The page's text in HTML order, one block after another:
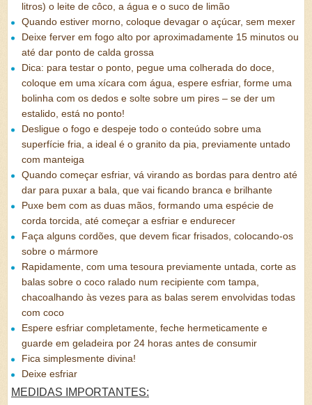
litros) o leite de côco, a água e o suco de limão
Quando estiver morno, coloque devagar o açúcar, sem mexer
Deixe ferver em fogo alto por aproximadamente 15 minutos ou
até dar ponto de calda grossa
Dica: para testar o ponto, pegue uma colherada do doce,
coloque em uma xícara com água, espere esfriar, forme uma
bolinha com os dedos e solte sobre um pires – se der um
estalido, está no ponto!
Desligue o fogo e despeje todo o conteúdo sobre uma
superfície fria, a ideal é o granito da pia, previamente untado
com manteiga
Quando começar esfriar, vá virando as bordas para dentro até
dar para puxar a bala, que vai ficando branca e brilhante
Puxe bem com as duas mãos, formando uma espécie de
corda torcida, até começar a esfriar e endurecer
Faça alguns cordões, que devem ficar frisados, colocando-os
sobre o mármore
Rapidamente, com uma tesoura previamente untada, corte as
balas sobre o coco ralado num recipiente com tampa,
chacoalhando às vezes para as balas serem envolvidas todas
com coco
Espere esfriar completamente, feche hermeticamente e
guarde em geladeira por 24 horas antes de consumir
Fica simplesmente divina!
Deixe esfriar
MEDIDAS IMPORTANTES: